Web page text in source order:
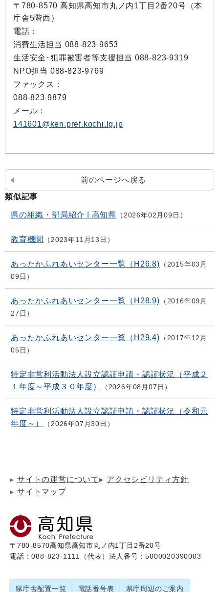
〒780-8570 高知県高知市丸ノ内1丁目2番20号（本
庁舎5階西）
電話：
消費生活担当 088-823-9653
生活安全･犯罪被害者等支援担当 088-823-9319
NPO担当 088-823-9769
ファックス：
088-823-9879
メール：
141601@ken.pref.kochi.lg.jp
前のページへ戻る
類似記事
県の組織・部局紹介 | 高知県 2026年02月09日
教育機関 2023年11月13日
あったかふれあいセンター一覧（H26.8)
2015年03月
09日
あったかふれあいセンター一覧（H28.9)
2016年09月
27日
あったかふれあいセンター一覧（H29.4)
2017年12月
05日
特定非営利活動法人設立認証申請・認証状況（平成２
１年度～平成３０年度）
2026年08月07日
特定非営利活動法人設立認証申請・認証状況（令和元
年度～）
2026年07月30日
サイトの運営について
アクセシビリティ方針
サイトマップ
〒780-8570高知県高知市丸ノ内1丁目2番20号
電話：088-823-1111（代表）法人番号：5000020390003
県庁舎配置一覧 電話番号表 県庁周辺のご案内